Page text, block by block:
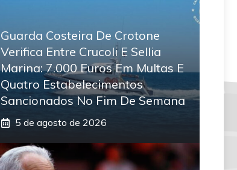
Guarda Costeira De Crotone
Verifica Entre Crucoli E Sellia
Marina: 7.000 Euros Em Multas E
Quatro Estabelecimentos
Sancionados No Fim De Semana
5 de agosto de 2026